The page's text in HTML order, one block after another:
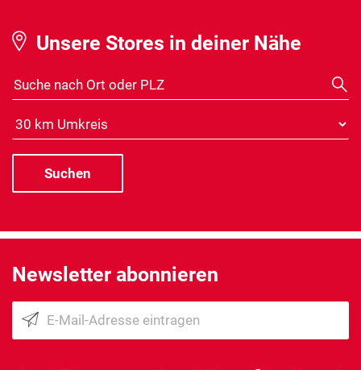
Unsere Stores in deiner Nähe
Suche nach Ort oder PLZ
Distanz
Newsletter abonnieren